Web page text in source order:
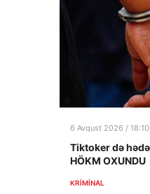
6 Avqust 2026 / 18:10
Tiktoker də
HÖKM OXUNDU
KRIMINAL